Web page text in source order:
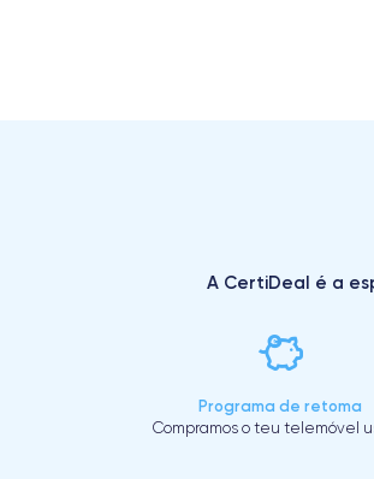
A CertiDeal é a
Programa de retoma
Compramos o teu telemóvel